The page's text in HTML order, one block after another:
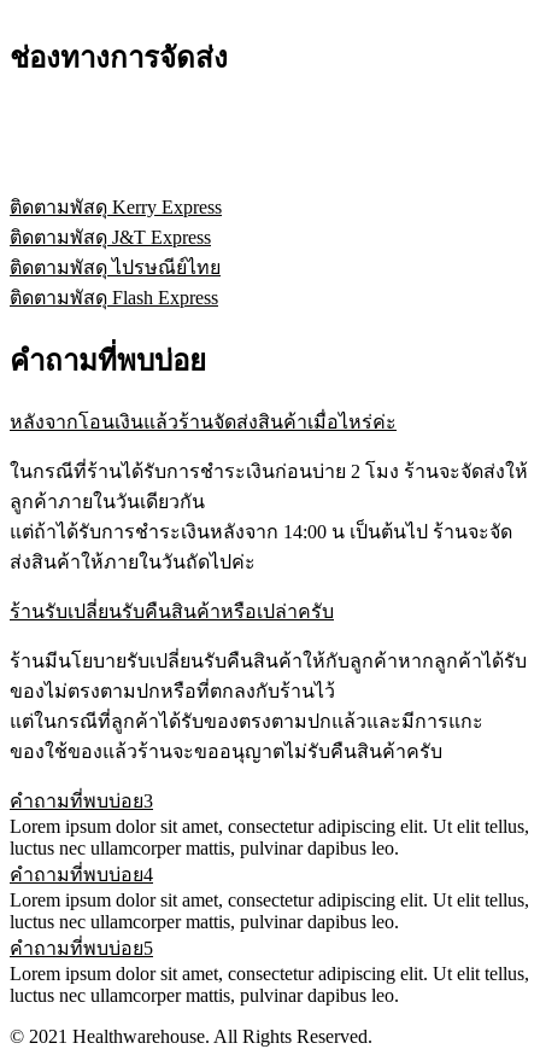
ช่องทางการจัดส่ง
ติดตามพัสดุ Kerry Express
ติดตามพัสดุ J&T Express
ติดตามพัสดุ ไปรษณีย์ไทย
ติดตามพัสดุ Flash Express
คำถามที่พบบ่อย
หลังจากโอนเงินแล้วร้านจัดส่งสินค้าเมื่อไหร่ค่ะ
ในกรณีที่ร้านได้รับการชำระเงินก่อนบ่าย 2 โมง ร้านจะจัดส่งให้
ลูกค้าภายในวันเดียวกัน
แต่ถ้าได้รับการชำระเงินหลังจาก 14:00 น เป็นต้นไป ร้านจะจัด
ส่งสินค้าให้ภายในวันถัดไปค่ะ
ร้านรับเปลี่ยนรับคืนสินค้าหรือเปล่าครับ
ร้านมีนโยบายรับเปลี่ยนรับคืนสินค้าให้กับลูกค้าหากลูกค้าได้รับ
ของไม่ตรงตามปกหรือที่ตกลงกับร้านไว้
แต่ในกรณีที่ลูกค้าได้รับของตรงตามปกแล้วและมีการแกะ
ของใช้ของแล้วร้านจะขออนุญาตไม่รับคืนสินค้าครับ
คำถามที่พบบ่อย3
Lorem ipsum dolor sit amet, consectetur adipiscing elit. Ut elit tellus,
luctus nec ullamcorper mattis, pulvinar dapibus leo.
คำถามที่พบบ่อย4
Lorem ipsum dolor sit amet, consectetur adipiscing elit. Ut elit tellus,
luctus nec ullamcorper mattis, pulvinar dapibus leo.
คำถามที่พบบ่อย5
Lorem ipsum dolor sit amet, consectetur adipiscing elit. Ut elit tellus,
luctus nec ullamcorper mattis, pulvinar dapibus leo.
© 2021 Healthwarehouse. All Rights Reserved.